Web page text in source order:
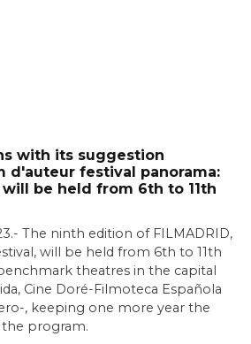
with its suggestion
d'auteur festival panorama:
be held from 6th to 11th
The ninth edition of FILMADRID,
will be held from 6th to 11th
theatres in the capital
Cine Doré-Filmoteca Española
, keeping one more year the
program.